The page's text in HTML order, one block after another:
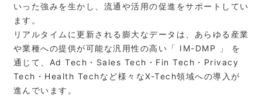
いった強みを生かし、流通や活用の促進をサポートしてい
ます。
リアルタイムに更新される膨大なデータは、あらゆる産業
や業種への提供が可能な汎用性の高い「 IM-DMP 」 を
通じて、Ad Tech・Sales Tech・Fin Tech・Privacy
Tech・Health Techなど様々なX-Tech領域への導入が
進んでいます。